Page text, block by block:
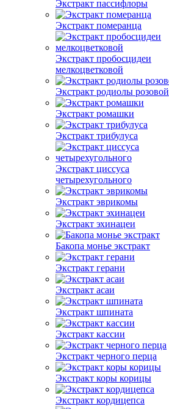
Экстракт пассифлоры
Экстракт померанца
Экстракт пробосцидеи
мелкоцветковой
Экстракт родиолы розовой
Экстракт ромашки
Экстракт трибулуса
Экстракт циссуса
четырехугольного
Экстракт эврикомы
Экстракт эхинацеи
Бакопа монье экстракт
Экстракт герани
Экстракт асаи
Экстракт шпината
Экстракт кассии
Экстракт черного перца
Экстракт коры корицы
Экстракт кордицепса